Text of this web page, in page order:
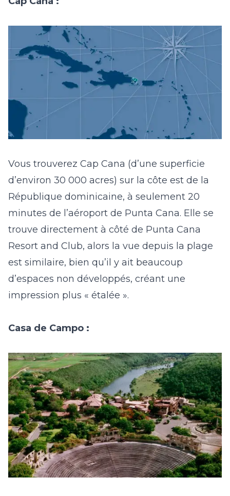
Vous trouverez Cap Cana (d’une superficie
d’environ 30 000 acres) sur la côte est de la
République dominicaine, à seulement 20
minutes de l’aéroport de Punta Cana. Elle se
trouve directement à côté de Punta Cana
Resort and Club, alors la vue depuis la plage
est similaire, bien qu’il y ait beaucoup
d’espaces non développés, créant une
impression plus « étalée ».
Casa de Campo :